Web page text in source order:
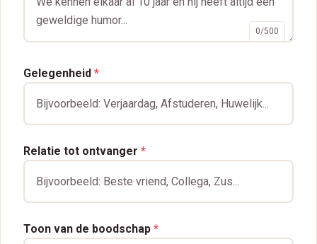
0/500
Gelegenheid *
Relatie tot ontvanger *
Toon van de boodschap *